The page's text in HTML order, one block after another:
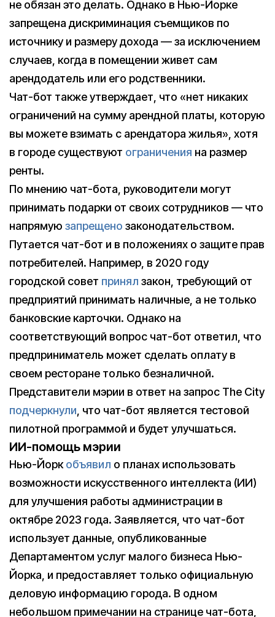
не обязан это делать. Однако в Нью-Йорке
запрещена дискриминация съемщиков по
источнику и размеру дохода — за исключением
случаев, когда в помещении живет сам
арендодатель или его родственники.
Чат-бот также утверждает, что «нет никаких
ограничений на сумму арендной платы, которую
вы можете взимать с арендатора жилья», хотя
в городе существуют ограничения на размер
ренты.
По мнению чат-бота, руководители могут
принимать подарки от своих сотрудников — что
напрямую запрещено законодательством.
Путается чат-бот и в положениях о защите прав
потребителей. Например, в 2020 году
городской совет принял закон, требующий от
предприятий принимать наличные, а не только
банковские карточки. Однако на
соответствующий вопрос чат-бот ответил, что
предприниматель может сделать оплату в
своем ресторане только безналичной.
Представители мэрии в ответ на запрос The City
подчеркнули, что чат-бот является тестовой
пилотной программой и будет улучшаться.
ИИ-помощь мэрии
Нью-Йоркобъявил о планах использовать
возможности искусственного интеллекта (ИИ)
для улучшения работы администрации в
октябре 2023 года. Заявляется, что чат-бот
использует данные, опубликованные
Департаментом услуг малого бизнеса Нью-
Йорка, и предоставляет только официальную
деловую информацию города. В одном
небольшом примечании на странице чат-бота,